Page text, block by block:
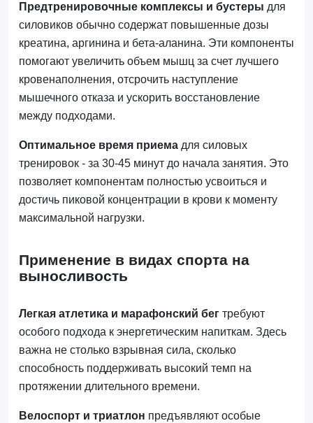
Предтренировочные комплексы и бустеры для
силовиков обычно содержат повышенные дозы
креатина, аргинина и бета-аланина. Эти компоненты
помогают увеличить объем мышц за счет лучшего
кровенаполнения, отсрочить наступление
мышечного отказа и ускорить восстановление
между подходами.
Оптимальное время приемадля силовых
тренировок - за 30-45 минут до начала занятия. Это
позволяет компонентам полностью усвоиться и
достичь пиковой концентрации в крови к моменту
максимальной нагрузки.
Применение в видах спорта на
выносливость
Легкая атлетика и марафонский бегтребуют
особого подхода к энергетическим напиткам. Здесь
важна не столько взрывная сила, сколько
способность поддерживать высокий темп на
протяжении длительного времени.
Велоспорт и триатлон предъявляют особые